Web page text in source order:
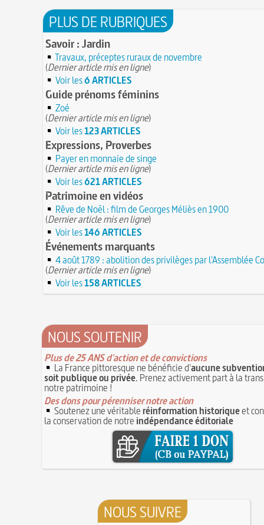
PLUS DE RUBRIQUES
Savoir : Jardin
Travaux, préceptes ruraux de novembre
(Dernier article mis en ligne)
Voir les6 ARTICLES
Guide prénoms féminins
Zoé
(Dernier article mis en ligne)
Voir les123 ARTICLES
Expressions, Proverbes
Payer en monnaie de singe
(Dernier article mis en ligne)
Voir les621 ARTICLES
Patrimoine en vidéos
Rêve de Noël : film de Georges Méliès en 1900
(Dernier article mis en ligne)
Voir les146 ARTICLES
Événements marquants
4 août 1789 : abolition des privilèges par l'Assemblée
(Dernier article mis en ligne)
Voir les158 ARTICLES
NOUS SOUTENIR
Plus de 25 ANS d'action et de convictions
La France pittoresque ne bénéficie d'aucune
soit publique ou privée. Prenez activement part à la
notre patrimoine !
Des dons pour pérenniser notre action
Soutenez une véritableréinformation historiqueet
la conservation de notre indépendance éditoriale
NOUS SUIVRE